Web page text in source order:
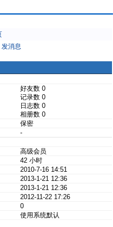
发消息
好友数 0
记录数 0
日志数 0
相册数 0
保密
-
高级会员
42 小时
2010-7-16 14:51
2013-1-21 12:36
2013-1-21 12:36
2012-11-22 17:26
0
使用系统默认